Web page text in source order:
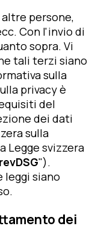
persone,
Con l'invio di
sopra. Vi
tali terzi siano
sulla
privacy è
del
dei dati
sulla
Legge svizzera
").
leggi siano
dei